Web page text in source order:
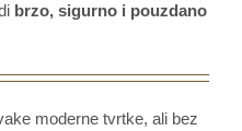
brzo, sigurno i pouzdano
moderne tvrtke, ali bez